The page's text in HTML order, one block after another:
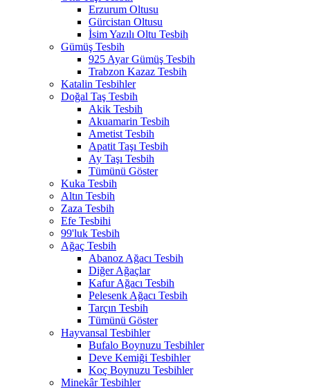
Erzurum Oltusu
Gürcistan Oltusu
İsim Yazılı Oltu Tesbih
Gümüş Tesbih
925 Ayar Gümüş Tesbih
Trabzon Kazaz Tesbih
Katalin Tesbihler
Doğal Taş Tesbih
Akik Tesbih
Akuamarin Tesbih
Ametist Tesbih
Apatit Taşı Tesbih
Ay Taşı Tesbih
Tümünü Göster
Kuka Tesbih
Altın Tesbih
Zaza Tesbih
Efe Tesbihi
99'luk Tesbih
Ağaç Tesbih
Abanoz Ağacı Tesbih
Diğer Ağaçlar
Kafur Ağacı Tesbih
Pelesenk Ağacı Tesbih
Tarçın Tesbih
Tümünü Göster
Hayvansal Tesbihler
Bufalo Boynuzu Tesbihler
Deve Kemiği Tesbihler
Koç Boynuzu Tesbihler
Minekâr Tesbihler